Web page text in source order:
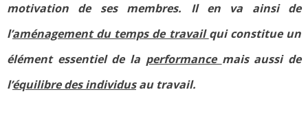
motivation de ses membres. Il en va ainsi de
l’aménagement du temps de travailqui constitue un
élément essentiel de la performance mais aussi de
l’équilibre des individusau travail.